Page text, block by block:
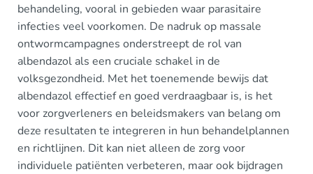
behandeling, vooral in gebieden waar parasitaire
infecties veel voorkomen. De nadruk op massale
ontwormcampagnes onderstreept de rol van
albendazol als een cruciale schakel in de
volksgezondheid. Met het toenemende bewijs dat
albendazol effectief en goed verdraagbaar is, is het
voor zorgverleners en beleidsmakers van belang om
deze resultaten te integreren in hun behandelplannen
en richtlijnen. Dit kan niet alleen de zorg voor
individuele patiënten verbeteren, maar ook bijdragen